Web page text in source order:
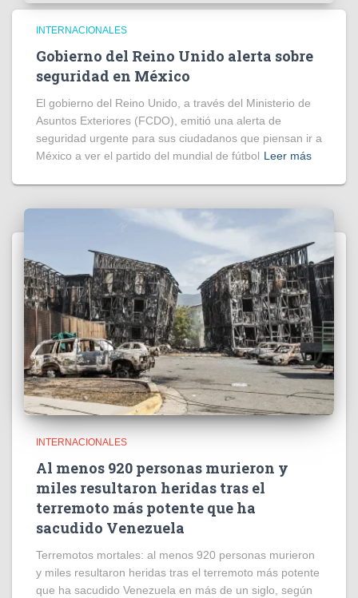
INTERNACIONALES
Gobierno del Reino Unido alerta sobre
seguridad en México
El gobierno del Reino Unido, a través del Ministerio de
Asuntos Exteriores (FCDO), emitió una alerta de
seguridad urgente para sus ciudadanos que piensan ir a
México a ver el partido del mundial de fútbol Leer más
INTERNACIONALES
Al menos 920 personas murieron y
miles resultaron heridas tras el
terremoto más potente que ha
sacudido Venezuela
Terremotos mortales: al menos 920 personas murieron
y miles resultaron heridas tras el terremoto más potente
que ha sacudido Venezuela en más de un siglo, según